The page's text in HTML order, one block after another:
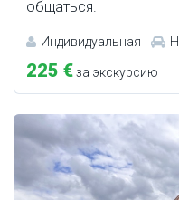
общаться.
Индивидуальная
225 €за экскурсию